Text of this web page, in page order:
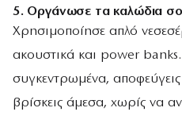
5. Οργάνωσε τα καλώδια
Χρησιμοποίησε απλό
ακουστικά και power
συγκεντρωμένα,
βρίσκεις άμεσα, χωρίς να